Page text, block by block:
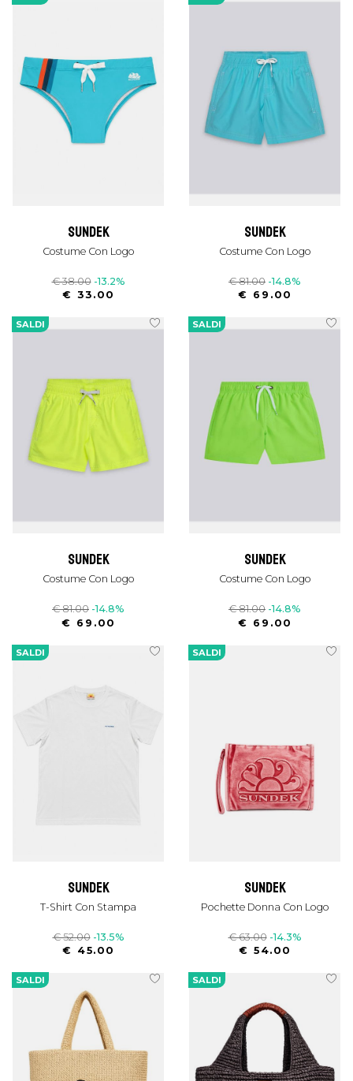
sundek
Costume Con Logo
€ 38.00 -13.2%
€ 33.00
sundek
Costume Con Logo
€ 81.00 -14.8%
€ 69.00
SALDI
sundek
Costume Con Logo
€ 81.00 -14.8%
€ 69.00
SALDI
sundek
Costume Con Logo
€ 81.00 -14.8%
€ 69.00
SALDI
sundek
T-Shirt Con Stampa
€ 52.00 -13.5%
€ 45.00
SALDI
sundek
Pochette Donna Con Logo
€ 63.00 -14.3%
€ 54.00
SALDI SALDI